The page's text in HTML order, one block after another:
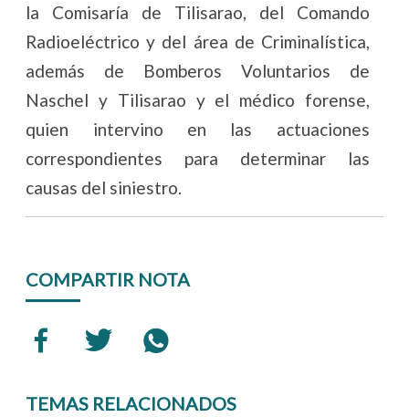
la Comisaría de Tilisarao, del Comando
Radioeléctrico y del área de Criminalística,
además de Bomberos Voluntarios de
Naschel y Tilisarao y el médico forense,
quien intervino en las actuaciones
correspondientes para determinar las
causas del siniestro.
COMPARTIR NOTA
TEMAS RELACIONADOS